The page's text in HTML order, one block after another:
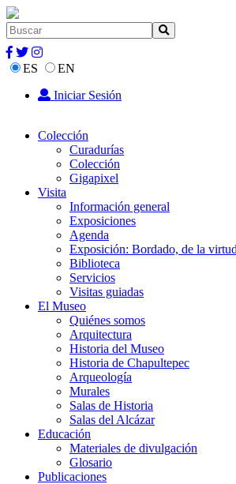
ES
EN
Iniciar Sesión
Colección
Curadurías
Colección
Gigapixel
Visita
Información general
Exposiciones
Agenda
Exposición: Bordado, de la virtud
Biblioteca
Servicios
Visitas guiadas
El Museo
Quiénes somos
Arquitectura
Historia del Museo
Historia de Chapultepec
Arqueología
Murales
Salas de Historia
Salas del Alcázar
Educación
Materiales de divulgación
Glosario
Publicaciones